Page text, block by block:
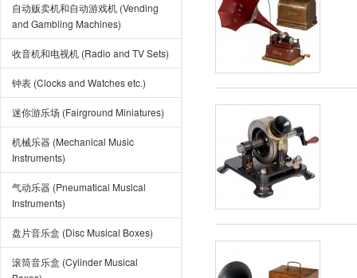
自动贩卖机和自动游戏机 (Vending
and Gambling Machines)
收音机和电视机 (Radio and TV Sets)
钟表 (Clocks and Watches etc.)
迷你游乐场 (Fairground Miniatures)
机械乐器 (Mechanical Music
Instruments)
气动乐器 (Pneumatical Musical
Instruments)
盘片音乐盒 (Disc Musical Boxes)
滚筒音乐盒 (Cylinder Musical